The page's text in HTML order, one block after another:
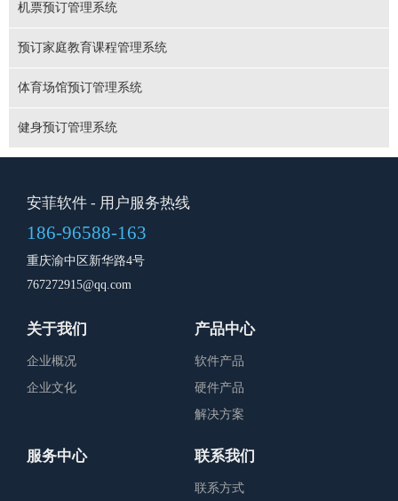
机票预订管理系统
预订家庭教育课程管理系统
体育场馆预订管理系统
健身预订管理系统
安菲软件 - 用户服务热线
186-96588-163
重庆渝中区新华路4号
767272915@qq.com
关于我们
企业概况
企业文化
产品中心
软件产品
硬件产品
解决方案
服务中心 联系我们
联系方式